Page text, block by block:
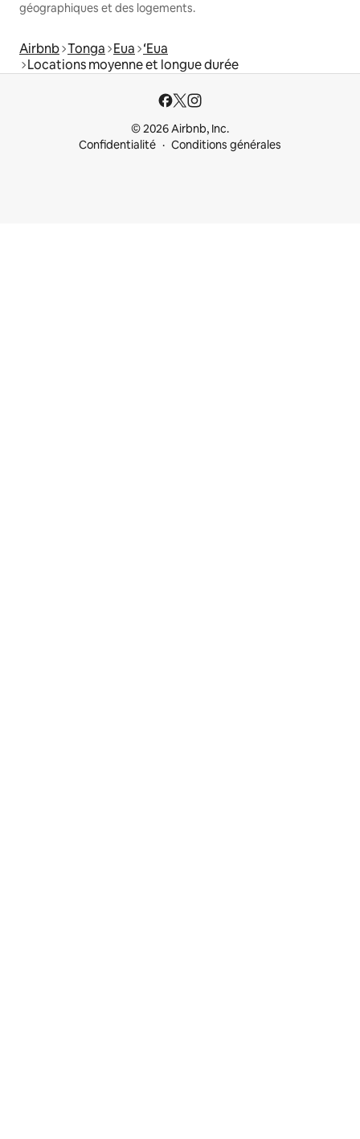
géographiques et des logements.
Airbnb Tonga Eua ʻEua
Locations moyenne et longue durée
© 2026 Airbnb, Inc.
Confidentialité
Conditions générales